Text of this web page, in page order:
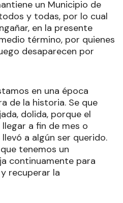
un Municipio de
y todas, por lo cual
en la presente
término, por quienes
desaparecen por
en una época
de la historia. Se que
dolida, porque el
a fin de mes o
a algún ser querido.
tenemos un
continuamente para
recuperar la